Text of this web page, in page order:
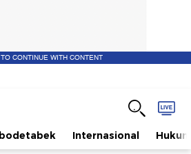
CONTINUE WITH CONTENT
Internasional Hukum